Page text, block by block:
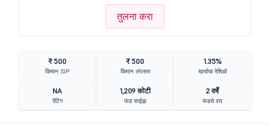
तुलना करा
₹ 500
किमान SIP
₹ 500
किमान लंपसम
1.35%
खर्चाचा रेशिओ
NA
रेटिंग
1,209 कोटी
फंड साईझ
2 वर्षे
फंडचे वय